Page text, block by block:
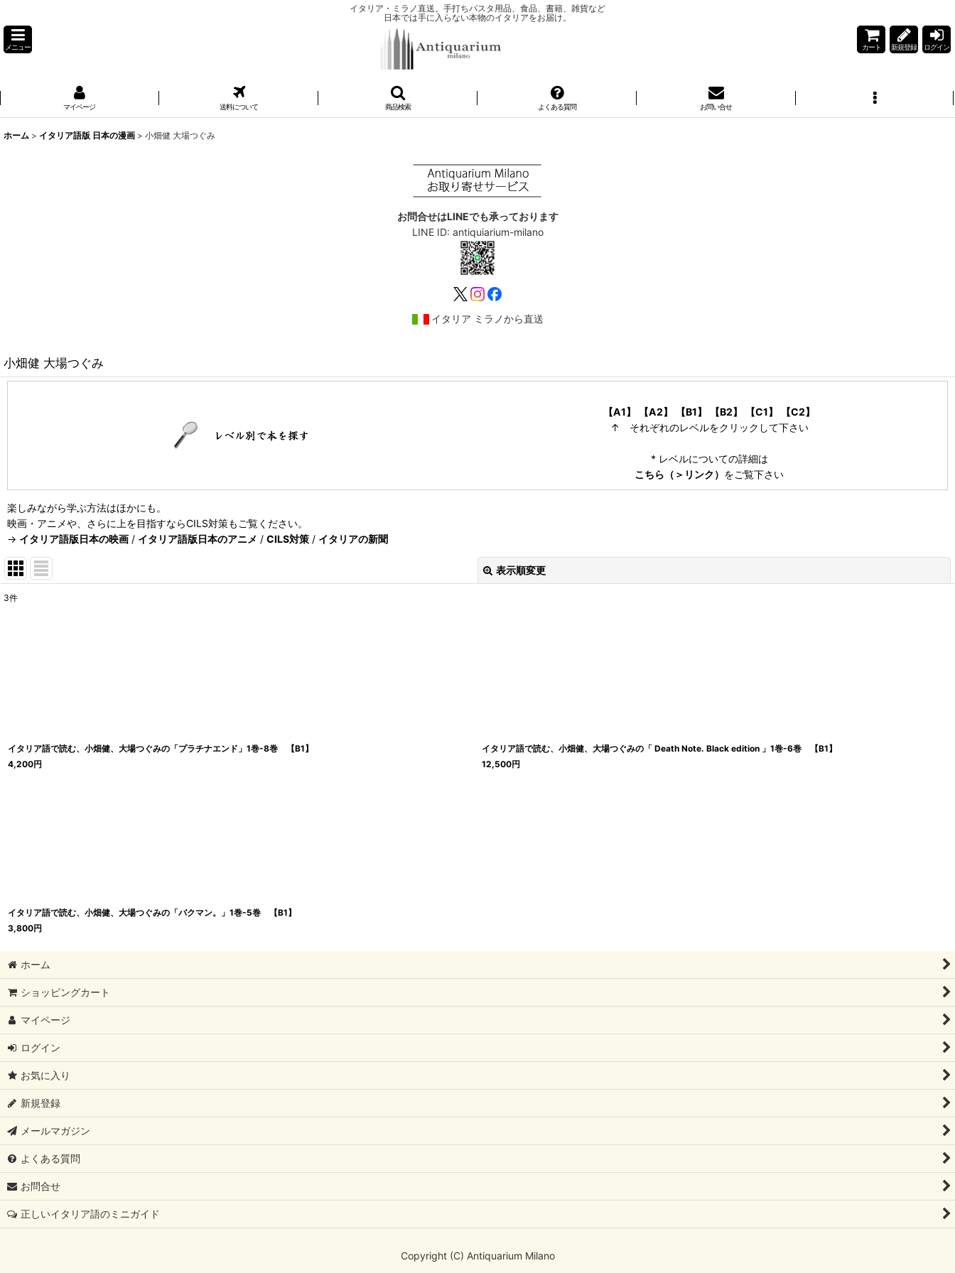
イタリア・ミラノ直送。手打ちパスタ用品、食品、書籍、雑貨など
日本では手に入らない本物のイタリアをお届け。
メニュー カート 新規登録 ログイン
マイページ 送料について 商品検索 よくある質問 お問い合せ
ホーム > イタリア語版 日本の漫画 > 小畑健 大場つぐみ
お問合せはLINEでも承っております
LINE ID: antiquiarium-milano
イタリア ミラノから直送
小畑健 大場つぐみ
【A1】 【A2】 【B1】 【B2】 【C1】
【C2】
↑ それぞれのレベルをクリックして下さい
* レベルについての詳細は
こちら（＞リンク） をご覧下さい
楽しみながら学ぶ方法はほかにも。
映画・アニメや、さらに上を目指すならCILS対策もご覧ください。
→ イタリア語版日本の映画 / イタリア語版日本のアニメ / CILS対策 / イタリアの新聞
表示順変更
3件
イタリア語で読む、小畑健、大場つぐみの「プラチナエンド」1巻-8巻 【B1】
4,200円
イタリア語で読む、小畑健、大場つぐみの「 Death Note. Black edition 」1巻-6巻 【B1】
12,500円
イタリア語で読む、小畑健、大場つぐみの「バクマン。」1巻-5巻 【B1】
3,800円
ホーム
ショッピングカート
マイページ
ログイン
お気に入り
新規登録
メールマガジン
よくある質問
お問合せ
正しいイタリア語のミニガイド
Copyright (C) Antiquarium Milano